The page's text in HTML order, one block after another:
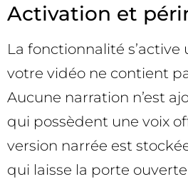
Activation et
La fonctionnalité
votre vidéo ne contient
Aucune narration n’est
qui possèdent une voix
version narrée est
qui laisse la porte